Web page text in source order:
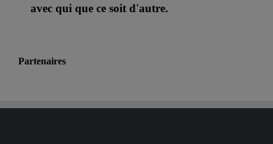
avec qui que ce soit d'autre.
Partenaires